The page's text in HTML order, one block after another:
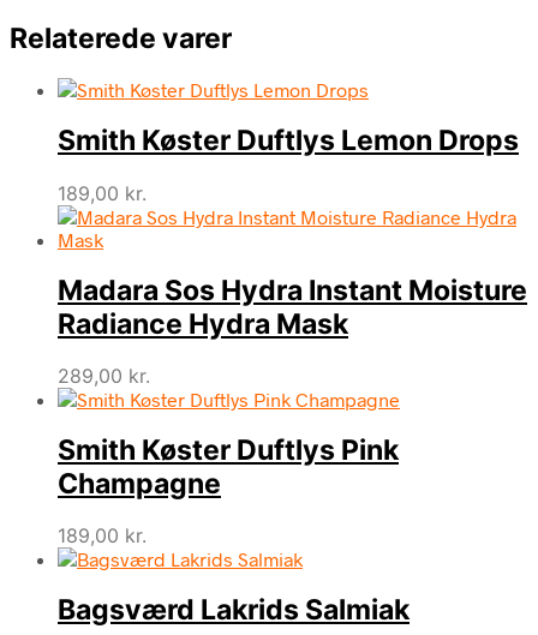
Relaterede varer
Smith Køster Duftlys Lemon Drops
189,00 kr.
Madara Sos Hydra Instant Moisture
Radiance Hydra Mask
289,00 kr.
Smith Køster Duftlys Pink
Champagne
189,00 kr.
Bagsværd Lakrids Salmiak